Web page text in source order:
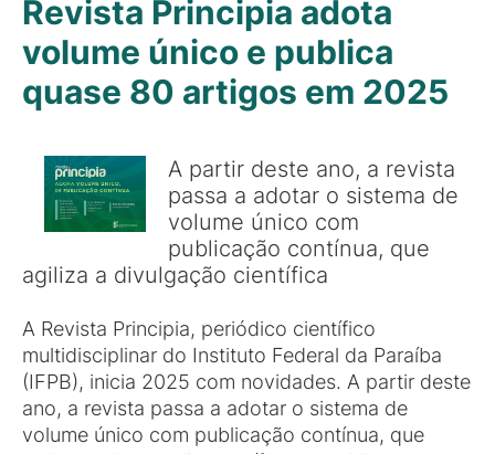
Revista Principia adota
volume único e publica
quase 80 artigos em 2025
A partir deste ano, a revista
passa a adotar o sistema de
volume único com
publicação contínua, que
agiliza a divulgação científica
A Revista Principia, periódico científico
multidisciplinar do Instituto Federal da Paraíba
(IFPB), inicia 2025 com novidades. A partir deste
ano, a revista passa a adotar o sistema de
volume único com publicação contínua, que